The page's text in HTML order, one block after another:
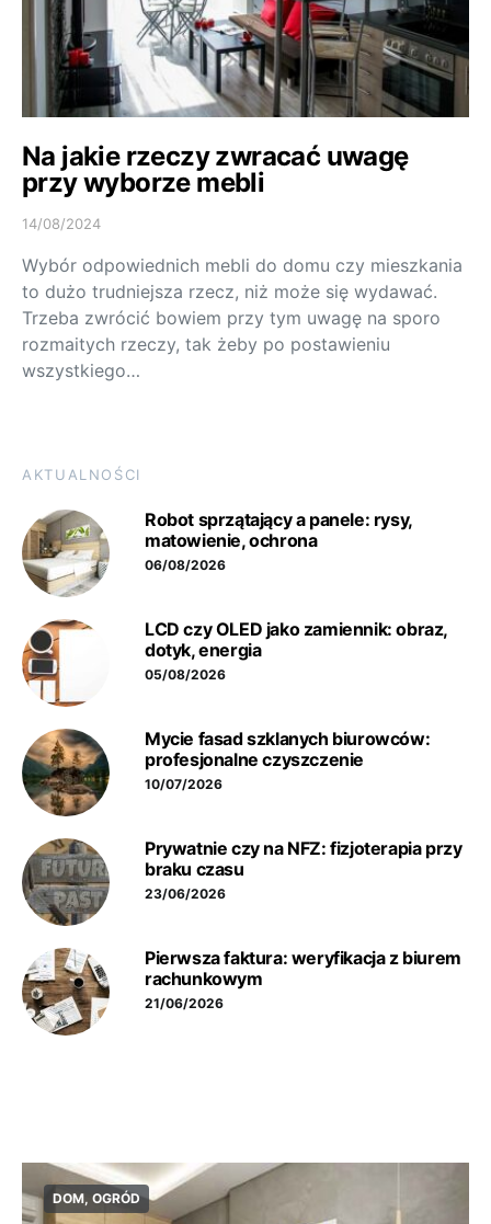
Na jakie rzeczy zwracać uwagę
przy wyborze mebli
14/08/2024
Wybór odpowiednich mebli do domu czy mieszkania
to dużo trudniejsza rzecz, niż może się wydawać.
Trzeba zwrócić bowiem przy tym uwagę na sporo
rozmaitych rzeczy, tak żeby po postawieniu
wszystkiego…
AKTUALNOŚCI
Robot sprzątający a panele: rysy,
matowienie, ochrona
06/08/2026
LCD czy OLED jako zamiennik: obraz,
dotyk, energia
05/08/2026
Mycie fasad szklanych biurowców:
profesjonalne czyszczenie
10/07/2026
Prywatnie czy na NFZ: fizjoterapia przy
braku czasu
23/06/2026
Pierwsza faktura: weryfikacja z biurem
rachunkowym
21/06/2026
DOM, OGRÓD